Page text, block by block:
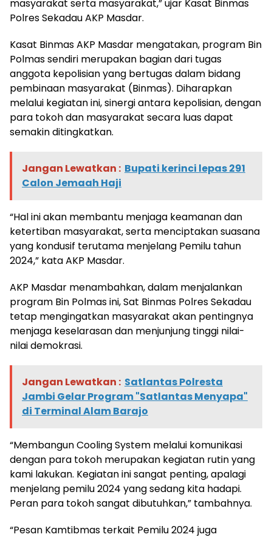
masyarakat serta masyarakat,” ujar Kasat Binmas
Polres Sekadau AKP Masdar.
Kasat Binmas AKP Masdar mengatakan, program Bin
Polmas sendiri merupakan bagian dari tugas
anggota kepolisian yang bertugas dalam bidang
pembinaan masyarakat (Binmas). Diharapkan
melalui kegiatan ini, sinergi antara kepolisian, dengan
para tokoh dan masyarakat secara luas dapat
semakin ditingkatkan.
Jangan Lewatkan : Bupati kerinci lepas 291
Calon Jemaah Haji
“Hal ini akan membantu menjaga keamanan dan
ketertiban masyarakat, serta menciptakan suasana
yang kondusif terutama menjelang Pemilu tahun
2024,” kata AKP Masdar.
AKP Masdar menambahkan, dalam menjalankan
program Bin Polmas ini, Sat Binmas Polres Sekadau
tetap mengingatkan masyarakat akan pentingnya
menjaga keselarasan dan menjunjung tinggi nilai-
nilai demokrasi.
Jangan Lewatkan : Satlantas Polresta
Jambi Gelar Program "Satlantas Menyapa"
di Terminal Alam Barajo
“Membangun Cooling System melalui komunikasi
dengan para tokoh merupakan kegiatan rutin yang
kami lakukan. Kegiatan ini sangat penting, apalagi
menjelang pemilu 2024 yang sedang kita hadapi.
Peran para tokoh sangat dibutuhkan,” tambahnya.
“Pesan Kamtibmas terkait Pemilu 2024 juga